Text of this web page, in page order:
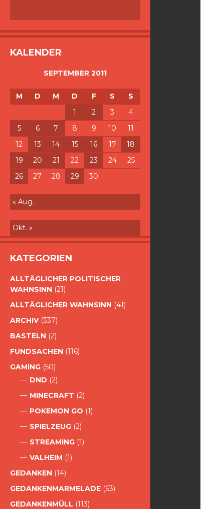
KALENDER
SEPTEMBER 2011
M D M D F S
S
1
2 3
4
5
6 7 8 9 10
11
12
13 14 15 16 17
18
19
20 21 22 23 24
25
26
27 28 29 30
« Aug.
Okt. »
KATEGORIEN
ALLTÄGLICHER POLITISCHER
WAHNSINN (21)
ALLTÄGLICHER WAHNSINN (41)
ARCHIV(337)
BASTELN (2)
FUNDSACHEN (116)
GAMING (50)
DND (2)
MINECRAFT (2)
POKEMON GO (1)
SPIELZEUG (2)
STREAMING (1)
VALHEIM (1)
GEDANKEN (14)
GEDANKENMARMELADE (63)
GEDANKENMÜLL (113)